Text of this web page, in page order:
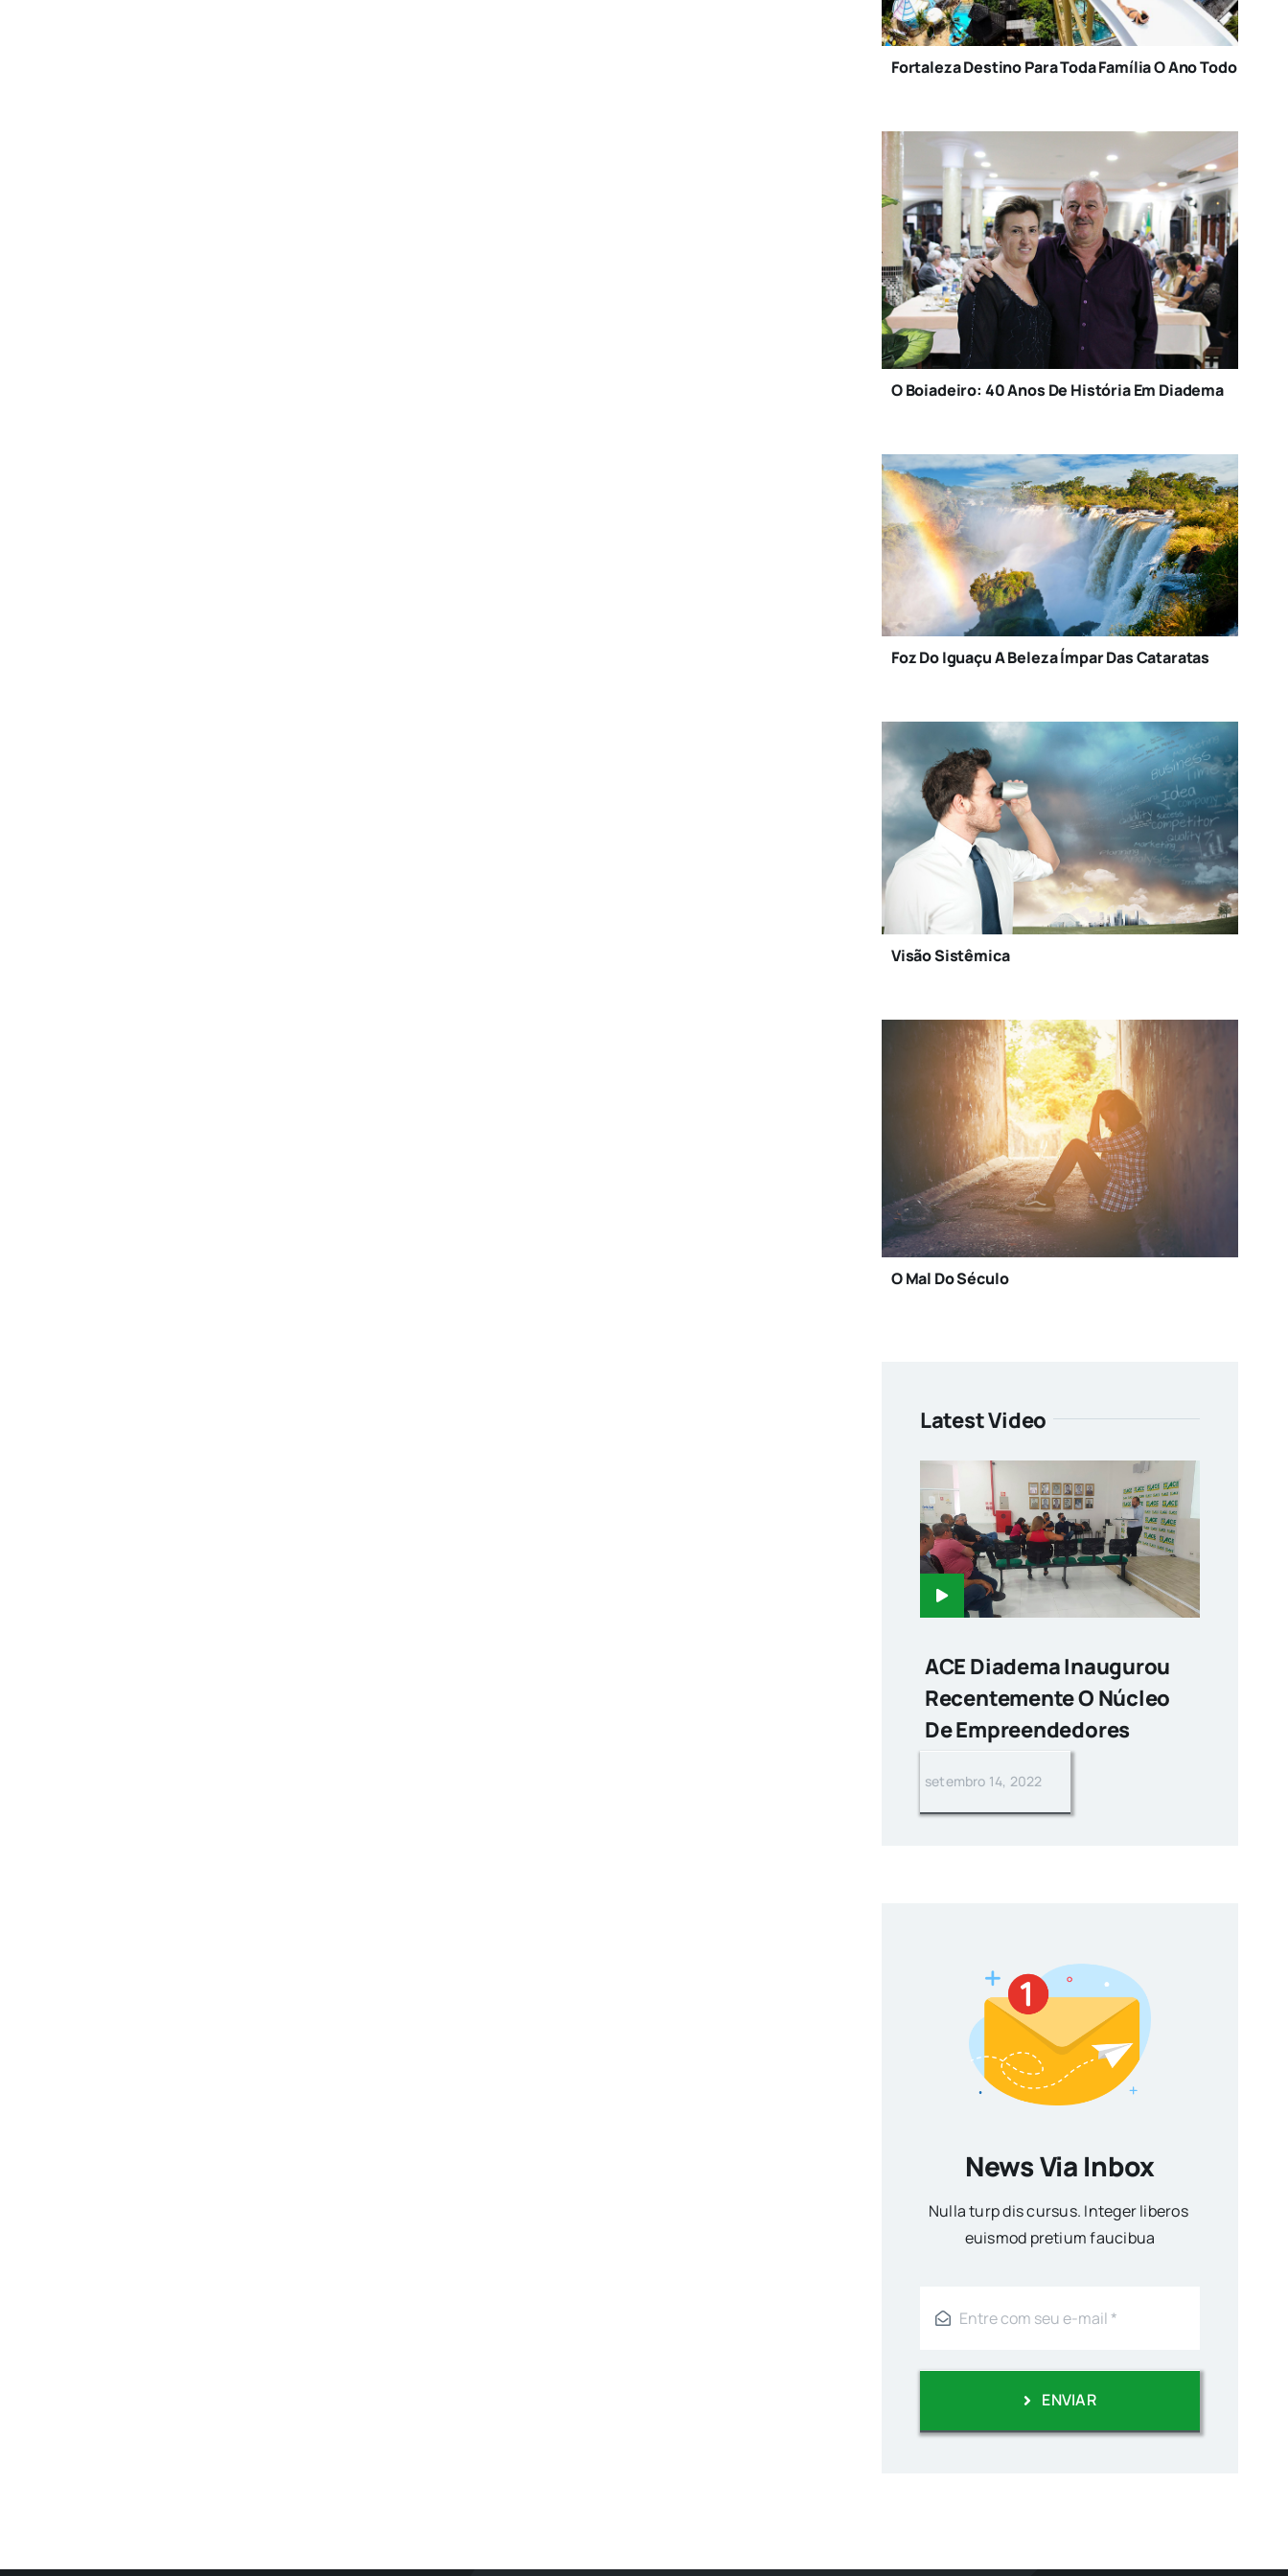
Fortaleza Destino Para Toda Família O Ano Todo
O Boiadeiro: 40 Anos De História Em Diadema
Foz Do Iguaçu A Beleza Ímpar Das Cataratas
Visão Sistêmica
O Mal Do Século
Latest Video
ACE Diadema Inaugurou
Recentemente O Núcleo
De Empreendedores
setembro 14, 2022
News Via Inbox
Nulla turp dis cursus. Integer liberos
euismod pretium faucibua
ENVIAR